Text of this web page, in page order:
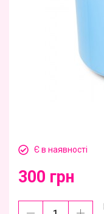
Є в наявності
300 грн